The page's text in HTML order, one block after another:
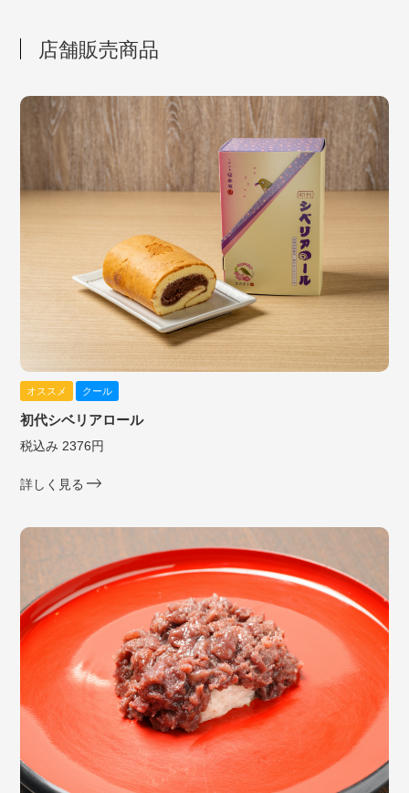
店舗販売商品
オススメ クール
初代シベリアロール
税込み 2376円
詳しく見る